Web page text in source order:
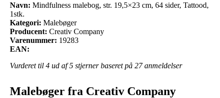
Navn: Mindfulness malebog, str. 19,5×23 cm, 64 sider, Tattood,
1stk.
Kategori: Malebøger
Producent: Creativ Company
Varenummer: 19283
EAN:
Vurderet til 4 ud af 5 stjerner baseret på 27anmeldelser
Malebøger fra Creativ Company